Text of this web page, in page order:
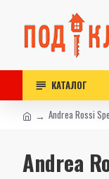
КАТАЛОГ
Andrea Rossi
Andrea